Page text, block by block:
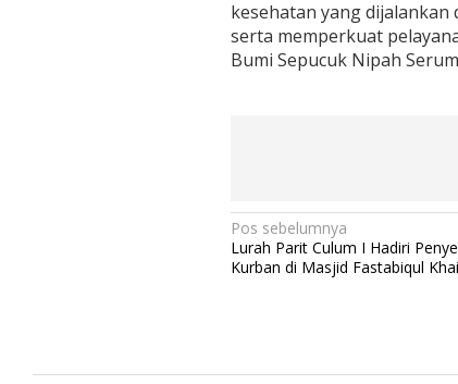
B
A
H
kesehatan yang
serta memperkuat
Bumi Sepucuk Nipah
N
a
Pos sebelumnya
Lurah Parit Culum I Hadiri
Kurban di Masjid Fastabiqul